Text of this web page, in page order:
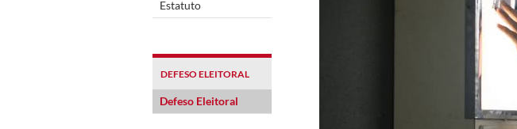
Estatuto
DEFESO ELEITORAL
Defeso Eleitoral